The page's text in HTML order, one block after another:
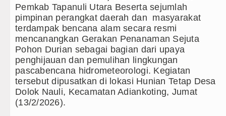
HIV/AIDS di Jawa Barat Sebagai Gay
Real Betis pada Laga Persahabatan di
Ditekuk Juventus pada Laga Persahabatan di
Sambut Kunjungan Kapolda Sumut Hadiri
Kembali Amankan Aset Pemprov di Binjai
‎Pemkab Tapanuli Utara Beserta sejumlah
pimpinan perangkat daerah dan masyarakat
terdampak bencana alam secara resmi
mencanangkan Gerakan Penanaman Sejuta
Pohon Durian sebagai bagian dari upaya
penghijauan dan pemulihan lingkungan
pascabencana hidrometeorologi. Kegiatan
tersebut dipusatkan di lokasi Hunian Tetap Desa
Dolok Nauli, Kecamatan Adiankoting, Jumat
(13/2/2026).